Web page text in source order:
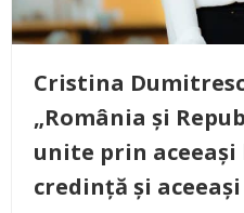
Cristina
„România și
unite prin aceeași
credință și